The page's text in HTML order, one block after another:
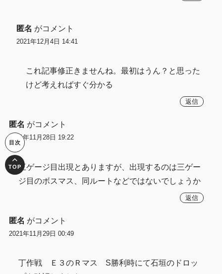
匿名 がコメント
2021年12月4日 14:41
これ記事修正きませんね。最初はうん？と思った
けど考えればすぐ分かる
返信
匿名 がコメント
2021年11月28日 19:22
三ゲージ目出現とありますが、出現するのは三ゲー
ジ目のボスマス、同ルートなどではないでしょうか
返信
匿名 がコメント
2021年11月29日 00:49
丁作戦 Ｅ３のＲマス S勝利時にて石垣のドロッ